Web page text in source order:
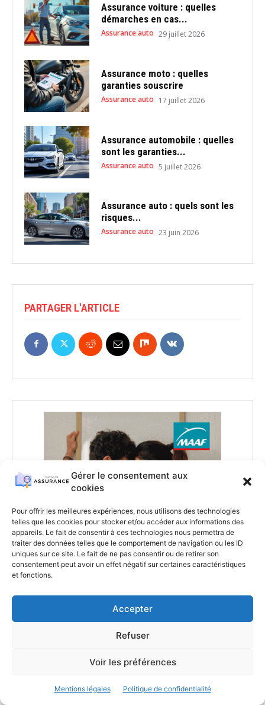
Gérer le consentement aux
cookies
Pour offrir les meilleures expériences, nous utilisons des technologies
telles que les cookies pour stocker et/ou accéder aux informations des
appareils. Le fait de consentir à ces technologies nous permettra de
traiter des données telles que le comportement de navigation ou les ID
uniques sur ce site. Le fait de ne pas consentir ou de retirer son
consentement peut avoir un effet négatif sur certaines caractéristiques
et fonctions.
Accepter
Refuser
Voir les préférences
Mentions légales Politique de confidentialité
Assurance voiture : quelles
démarches en cas...
Assurance auto 29 juillet 2026
Assurance moto : quelles
garanties souscrire
Assurance auto 17 juillet 2026
Assurance automobile : quelles
sont les garanties...
Assurance auto 5 juillet 2026
Assurance auto : quels sont les
risques...
Assurance auto 23 juin 2026
PARTAGER L'ARTICLE
Abonnez-vous pour rester informé